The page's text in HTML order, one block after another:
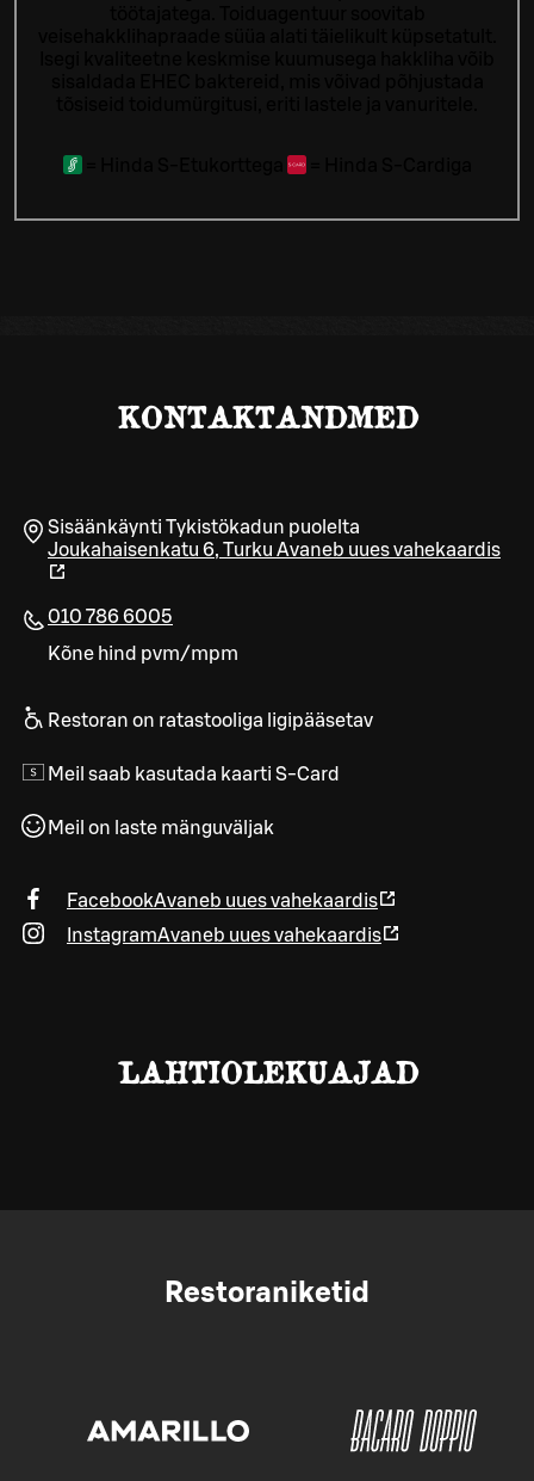
KONTAKTANDMED
Sisäänkäynti Tykistökadun puolelta
Joukahaisenkatu 6, Turku Avaneb uues vahekaardis
010 786 6005
Kõne hind pvm/mpm
Restoran on ratastooliga ligipääsetav
Meil saab kasutada kaarti S-Card
Meil on laste mänguväljak
FacebookAvaneb uues vahekaardis
InstagramAvaneb uues vahekaardis
LAHTIOLEKUAJAD
Restoraniketid